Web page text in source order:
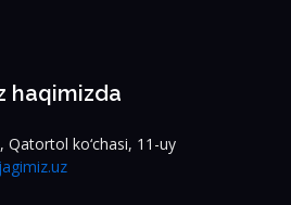
haqimizda
Qatortol ko‘chasi, 11-uy